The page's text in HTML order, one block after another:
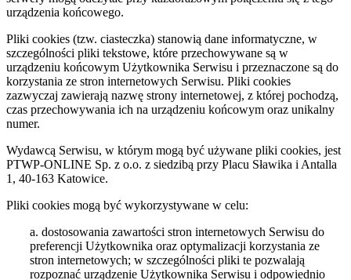
urządzenia końcowego.
Pliki cookies (tzw. ciasteczka) stanowią dane informatyczne, w
szczególności pliki tekstowe, które przechowywane są w
urządzeniu końcowym Użytkownika Serwisu i przeznaczone są do
korzystania ze stron internetowych Serwisu. Pliki cookies
zazwyczaj zawierają nazwę strony internetowej, z której pochodzą,
czas przechowywania ich na urządzeniu końcowym oraz unikalny
numer.
Wydawcą Serwisu, w którym mogą być używane pliki cookies, jest
PTWP-ONLINE Sp. z o.o. z siedzibą przy Placu Sławika i Antalla
1, 40-163 Katowice.
Pliki cookies mogą być wykorzystywane w celu:
a. dostosowania zawartości stron internetowych Serwisu do
preferencji Użytkownika oraz optymalizacji korzystania ze
stron internetowych; w szczególności pliki te pozwalają
rozpoznać urządzenie Użytkownika Serwisu i odpowiednio